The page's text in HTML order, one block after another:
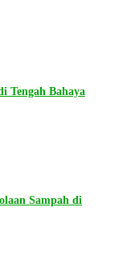
Tengah Bahaya
Sampah di